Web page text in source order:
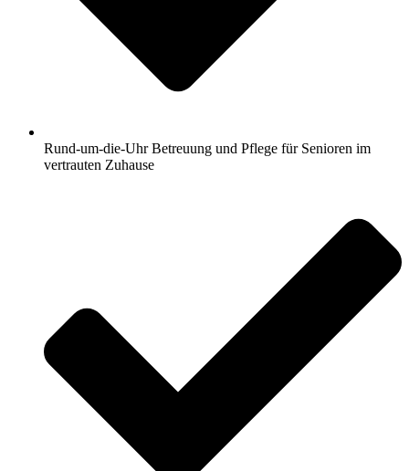
Rund-um-die-Uhr Betreuung und Pflege für Senioren im
vertrauten Zuhause